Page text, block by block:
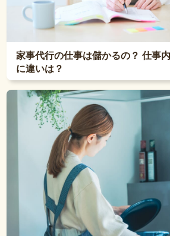
家事代行の仕事は儲かるの？ 仕事
に違いは？